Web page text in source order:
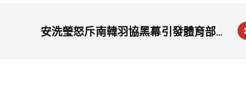
安洗瑩怒斥南韓羽協黑幕引發體育部介